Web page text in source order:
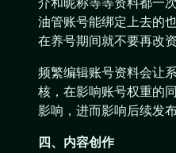
油管账号能绑定上去的
在养号期间就不要再改资
频繁编辑账号资料会让
核，在影响账号权重的
影响，进而影响后续发
四、内容创作